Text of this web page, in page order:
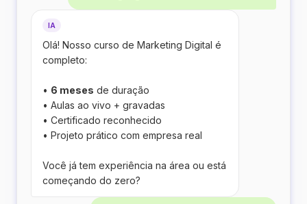
IA
Olá! Nosso curso de Marketing Digital é
completo:
• 6 meses de duração
• Aulas ao vivo + gravadas
• Certificado reconhecido
• Projeto prático com empresa real
Você já tem experiência na área ou está
começando do zero?